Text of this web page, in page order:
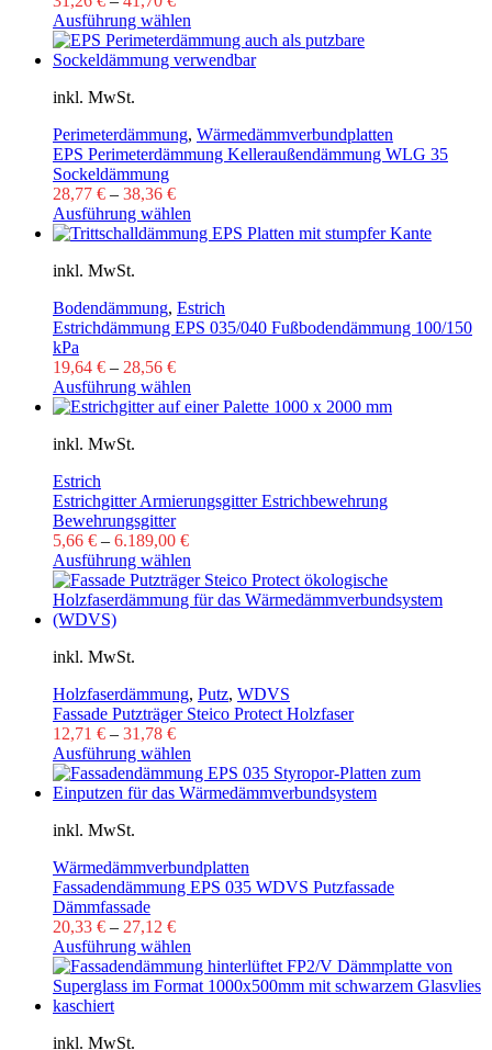
Ausführung wählen
inkl. MwSt.
Perimeterdämmung, Wärmedämmverbundplatten
EPS Perimeterdämmung Kelleraußendämmung WLG 35
Sockeldämmung
28,77 € – 38,36 €
Ausführung wählen
inkl. MwSt.
Bodendämmung, Estrich
Estrichdämmung EPS 035/040 Fußbodendämmung 100/150
kPa
19,64 € – 28,56 €
Ausführung wählen
inkl. MwSt.
Estrich
Estrichgitter Armierungsgitter Estrichbewehrung
Bewehrungsgitter
5,66 € – 6.189,00 €
Ausführung wählen
inkl. MwSt.
Holzfaserdämmung, Putz, WDVS
Fassade Putzträger Steico Protect Holzfaser
12,71 € – 31,78 €
Ausführung wählen
inkl. MwSt.
Wärmedämmverbundplatten
Fassadendämmung EPS 035 WDVS Putzfassade
Dämmfassade
20,33 € – 27,12 €
Ausführung wählen
inkl. MwSt.